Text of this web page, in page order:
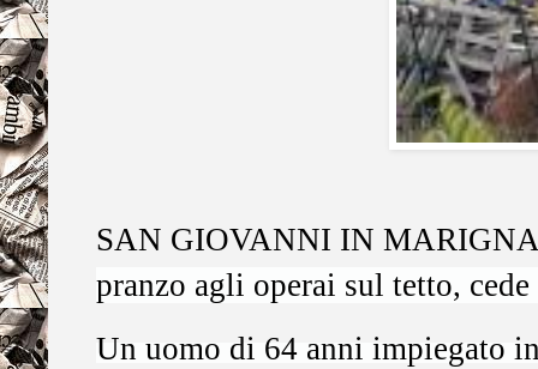
SAN GIOVANNI IN
pranzo agli operai sul tetto,
Un uomo di 64 anni impiegato